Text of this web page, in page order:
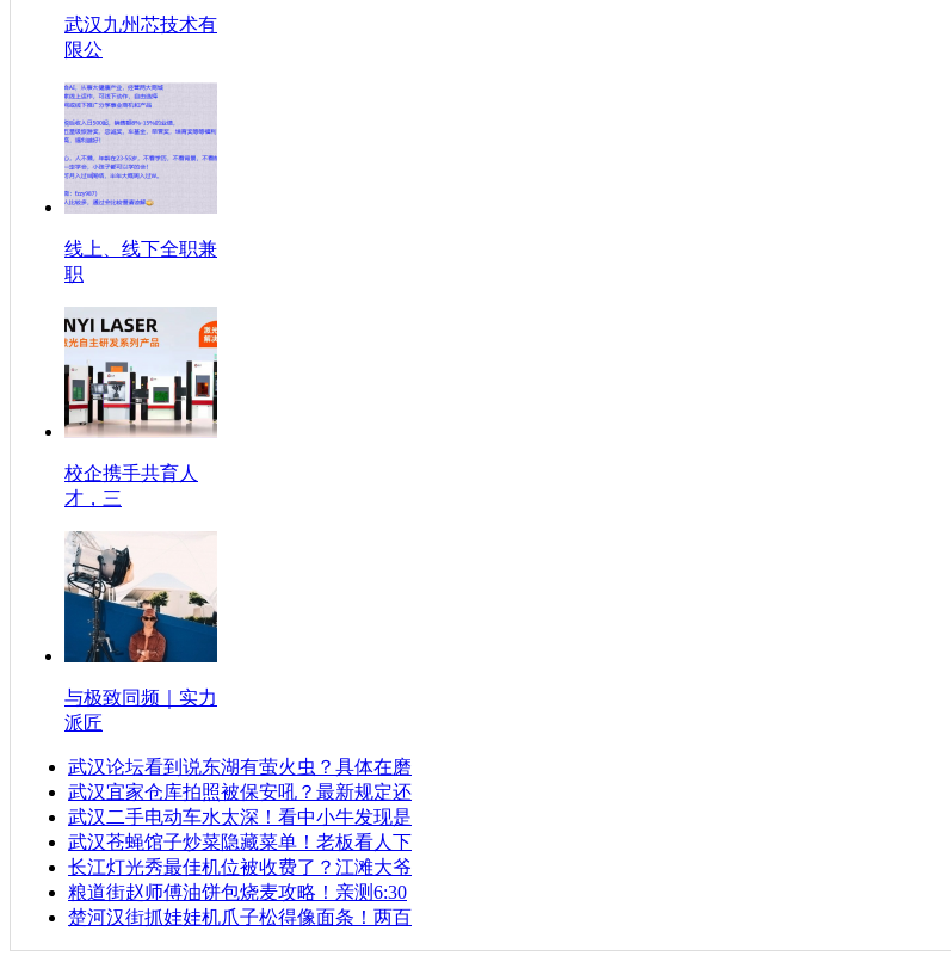
武汉九州芯技术有
限公
线上、线下全职兼
职
校企携手共育人
才，三
与极致同频｜实力
派匠
武汉论坛看到说东湖有萤火虫？具体在磨
武汉宜家仓库拍照被保安吼？最新规定还
武汉二手电动车水太深！看中小牛发现是
武汉苍蝇馆子炒菜隐藏菜单！老板看人下
长江灯光秀最佳机位被收费了？江滩大爷
粮道街赵师傅油饼包烧麦攻略！亲测6:30
楚河汉街抓娃娃机爪子松得像面条！两百